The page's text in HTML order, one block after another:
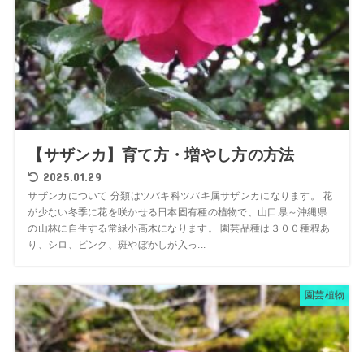
【サザンカ】育て方・増やし方の方法
2025.01.29
サザンカについて 分類はツバキ科ツバキ属サザンカになります。 花
が少ない冬季に花を咲かせる日本固有種の植物で、山口県～沖縄県
の山林に自生する常緑小高木になります。 園芸品種は３００種程あ
り、シロ、ピンク、斑やぼかしが入っ...
園芸植物